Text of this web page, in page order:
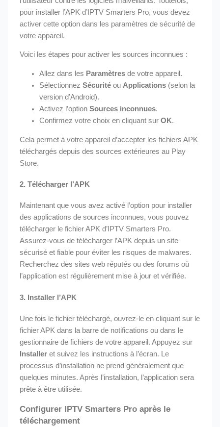
pour installer l’APK d’IPTV Smarters Pro, vous devez
activer cette option dans les paramètres de sécurité de
votre appareil.
Voici les étapes pour activer les sources inconnues :
Allez dans les Paramètres de votre appareil.
SélectionnezSécurité ou Applications (selon la
version d’Android).
Activez l’optionSources inconnues.
Confirmez votre choix en cliquant surOK.
Cela permet à votre appareil d’accepter les fichiers APK
téléchargés depuis des sources extérieures au Play
Store.
2.Télécharger l’APK
Maintenant que vous avez activé l’option pour installer
des applications de sources inconnues, vous pouvez
télécharger le fichier APK d’IPTV Smarters Pro.
Assurez-vous de télécharger l’APK depuis un site
sécurisé et fiable pour éviter les risques de malwares.
Recherchez des sites web réputés ou des forums où
l’application est régulièrement mise à jour et vérifiée.
3. Installer l’APK
Une fois le fichier téléchargé, ouvrez-le en cliquant sur le
fichier APK dans la barre de notifications ou dans le
gestionnaire de fichiers de votre appareil. Appuyez sur
Installer et suivez les instructions à l’écran. Le
processus d’installation ne prend généralement que
quelques minutes. Après l’installation, l’application sera
prête à être utilisée.
Configurer IPTV Smarters Pro après le
téléchargement